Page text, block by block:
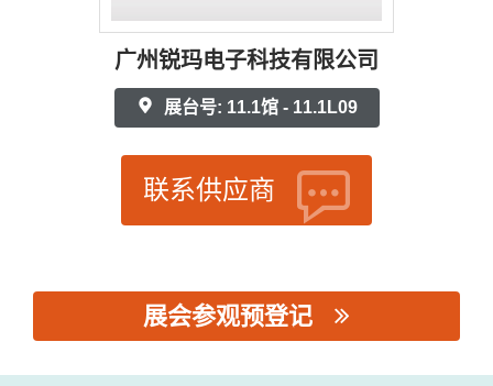
广州锐玛电子科技有限公司
展台号: 11.1馆 - 11.1L09
联系供应商
展会参观预登记